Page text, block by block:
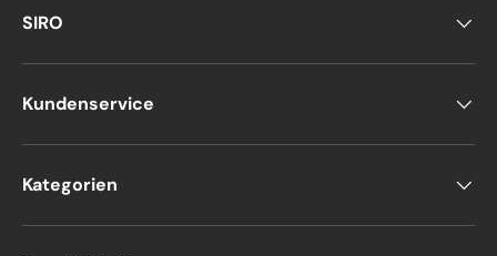
SIRO
Kundenservice
Kategorien